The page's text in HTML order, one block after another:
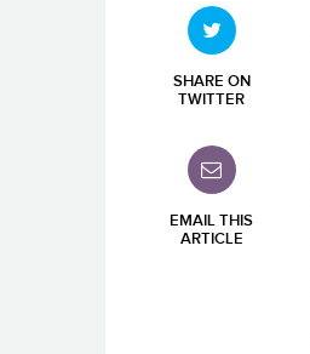
SHARE ON
TWITTER
EMAIL THIS
ARTICLE